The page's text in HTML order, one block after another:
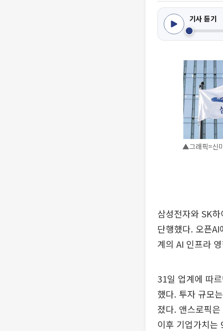
기사 듣기
▲그래픽=신
삼성전자와 SK
단행했다. 오픈
계의 AI 인프라
31일 업계에 따
했다. 투자 규모
졌다. 앤스로픽
이후 기업가치는